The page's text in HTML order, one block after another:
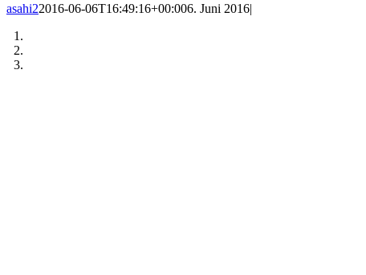
asahi22016-06-06T16:49:16+00:006. Juni 2016|